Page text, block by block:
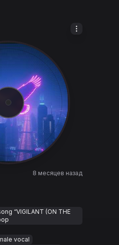
8 месяцев назад
“VIGILANT (ON THE
vocal